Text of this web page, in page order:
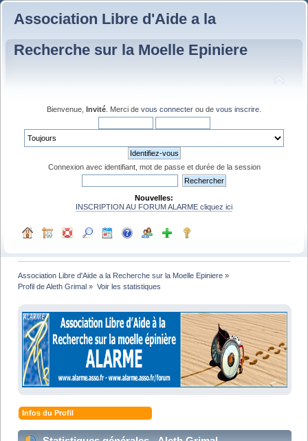
Association Libre d'Aide a la
Recherche sur la Moelle Epiniere
Bienvenue, Invité . Merci de vous connecter ou de vous inscrire
Connexion avec identifiant, mot de passe et durée de la session
Nouvelles:
INSCRIPTION AU FORUM ALARME cliquez ici
Association Libre d'Aide a la Recherche sur la Moelle Epiniere »
Profil de Aleth Grimal » Voir les statistiques
Infos du Profil